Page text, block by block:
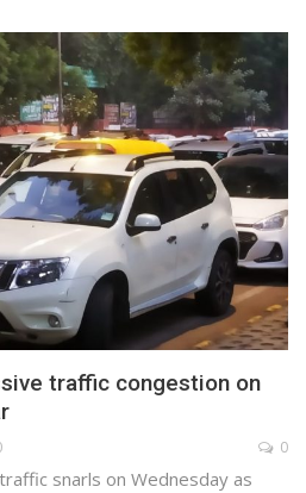
traffic congestion on
0
snarls on Wednesday as